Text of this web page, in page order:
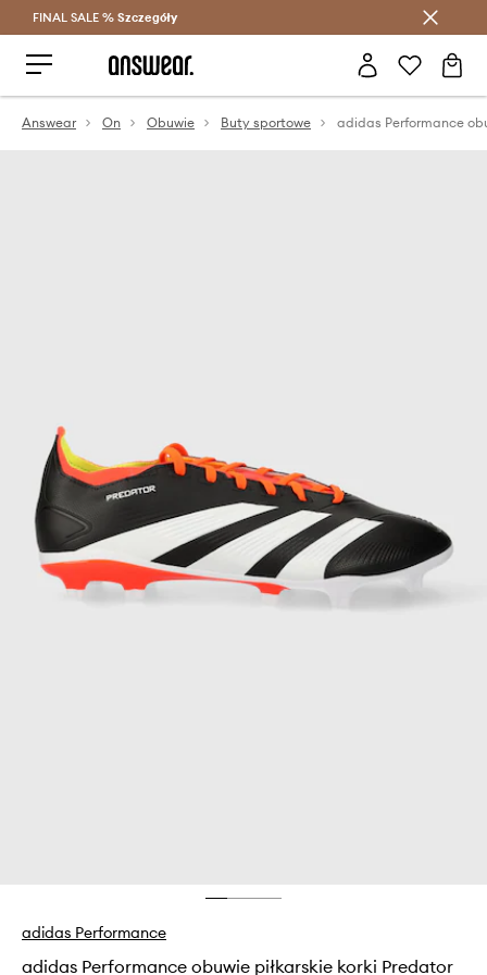
Oszczędzaj z Answear Club >
FINAL SALE % Szczegóły
Answear On Obuwie Buty sportowe
adidas Performance
adidas Performance obuwie piłkarskie korki Predator